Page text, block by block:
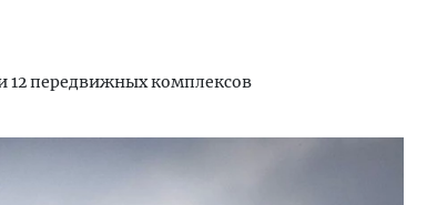
12 передвижных комплексов